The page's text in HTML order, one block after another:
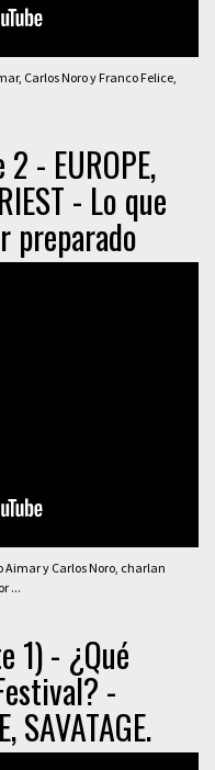
Carlos Noro y Franco Felice,
- EUROPE,
- Lo que
preparado
Aimar y Carlos Noro, charlan
...
1) - ¿Qué
-
SAVATAGE.